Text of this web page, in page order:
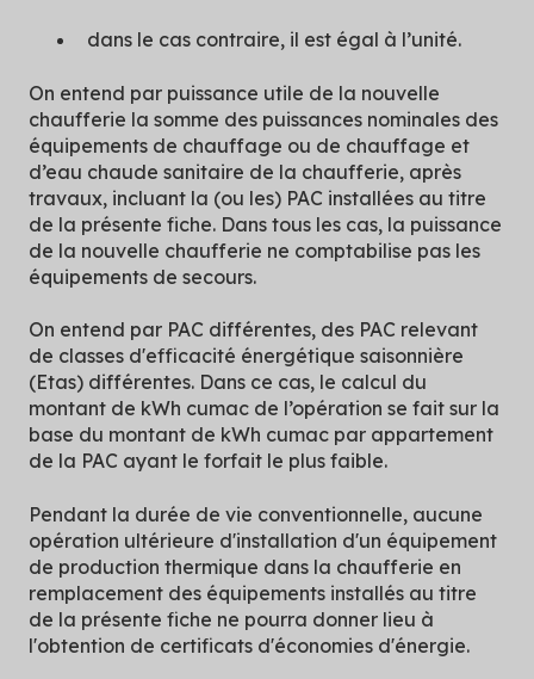
dans le cas contraire, il est égal à l’unité.
On entend par puissance utile de la nouvelle
chaufferie la somme des puissances nominales des
équipements de chauffage ou de chauffage et
d’eau chaude sanitaire de la chaufferie, après
travaux, incluant la (ou les) PAC installées au titre
de la présente fiche. Dans tous les cas, la puissance
de la nouvelle chaufferie ne comptabilise pas les
équipements de secours.
On entend par PAC différentes, des PAC relevant
de classes d'efficacité énergétique saisonnière
(Etas) différentes. Dans ce cas, le calcul du
montant de kWh cumac de l’opération se fait sur la
base du montant de kWh cumac par appartement
de la PAC ayant le forfait le plus faible.
Pendant la durée de vie conventionnelle, aucune
opération ultérieure d'installation d'un équipement
de production thermique dans la chaufferie en
remplacement des équipements installés au titre
de la présente fiche ne pourra donner lieu à
l'obtention de certificats d'économies d'énergie.